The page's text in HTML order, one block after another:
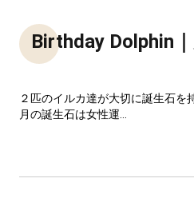
Birthday Dolphin
２匹のイルカ達が大切に誕生石
月の誕生石は女性運...